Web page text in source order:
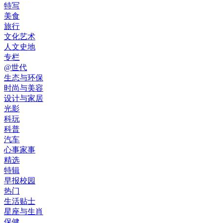
特写
美食
旅行
文化艺术
人文史地
专栏
@世代
生态与环保
时尚与美容
设计与家居
光影
科玩
科普
汽车
心事家事
精选
特辑
早报校园
热门
生活贴士
星座与生肖